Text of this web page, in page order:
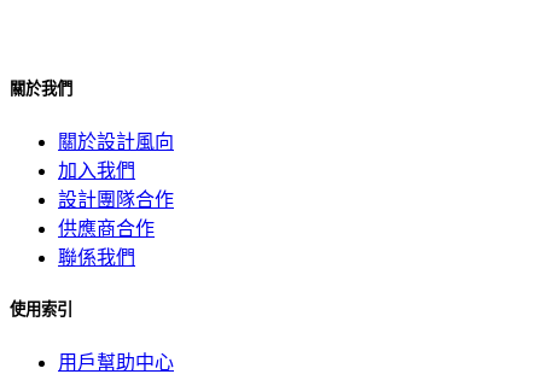
關於我們
關於設計風向
加入我們
設計團隊合作
供應商合作
聯係我們
使用索引
用戶幫助中心